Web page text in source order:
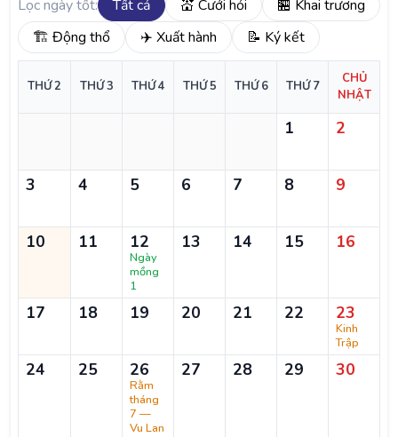
Lọc ngày tốt: Tất cả 💒 Cưới hỏi
🏪 Khai trương
🏗️ Động thổ
✈️ Xuất hành 📝 Ký kết
THỨ 2 THỨ 3 THỨ 4 THỨ 5 THỨ 6 THỨ 7
CHỦ
NHẬT
1 2
3 4 5 6 7 8 9
10 11 12
Ngày
mồng
1
13 14 15 16
17 18 19 20 21 22 23
Kinh
Trập
24 25 26
Rằm
tháng
7 —
Vu Lan
27 28 29 30